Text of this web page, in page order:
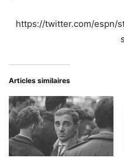
https://twitter.com/espn/
Articles similaires